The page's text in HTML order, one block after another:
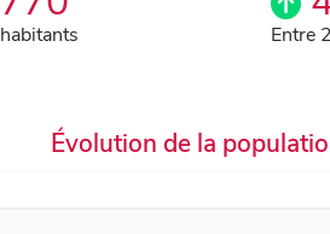
habitants Entre
Évolution de la